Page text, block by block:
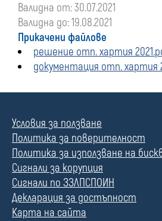
Валидна от: 30.07.2021
Валидна до: 19.08.2021
Прикачени файлове
решение отп. хартия
документация отп. хартия
Условия за ползване
Политика за поверителност
Политика за използване на
Сигнали за корупция
Сигнали по ЗЗЛПСПОИН
Декларация за достъпност
Карта на сайта